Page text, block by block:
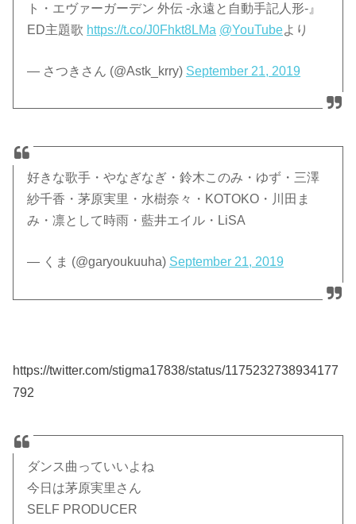
ト・エヴァーガーデン 外伝 -永遠と自動手記人形-』
ED主題歌 https://t.co/J0Fhkt8LMa @YouTubeより
— さつきさん (@Astk_krry) September 21, 2019
好きな歌手・やなぎなぎ・鈴木このみ・ゆず・三澤
紗千香・茅原実里・水樹奈々・KOTOKO・川田ま
み・凛として時雨・藍井エイル・LiSA
— くま (@garyoukuuha) September 21, 2019
https://twitter.com/stigma17838/status/1175232738934177
792
ダンス曲っていいよね
今日は茅原実里さん
SELF PRODUCER